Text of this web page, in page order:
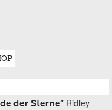
der Sterne“ Ridley